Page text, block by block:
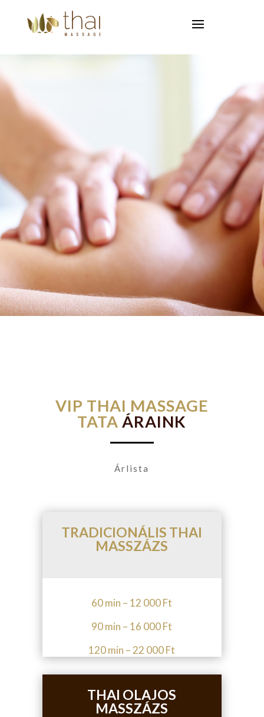
VIP THAI MASSAGE
TATA ÁRAINK
Árlista
TRADICIONÁLIS THAI
MASSZÁZS
60 min – 12 000 Ft
90 min – 16 000 Ft
120 min – 22 000 Ft
THAI OLAJOS
MASSZÁZS